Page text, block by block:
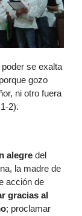
poder se exalta
gozo
ni otro fuera
2).
alegre del
la madre de
acción de
gracias al
; proclamar